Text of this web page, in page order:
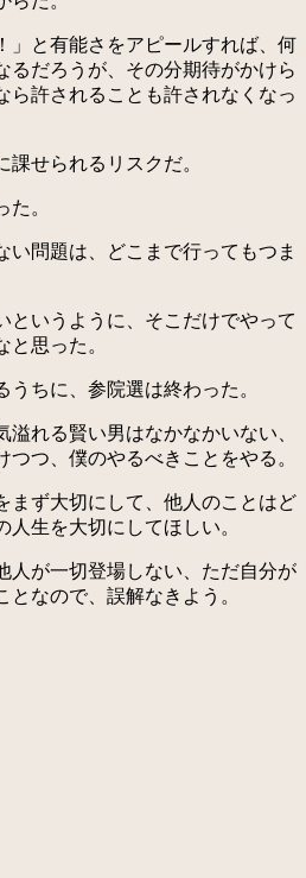
と有能さをアピールすれば、何
るだろうが、その分期待がかけら
ら許されることも許されなくなっ
せられるリスクだ。
。
問題は、どこまで行ってもつま
いうように、そこだけでやって
思った。
ちに、参院選は終わった。
れる賢い男はなかなかいない、
つつ、僕のやるべきことをやる。
ず大切にして、他人のことはど
人生を大切にしてほしい。
が一切登場しない、ただ自分が
なので、誤解なきよう。